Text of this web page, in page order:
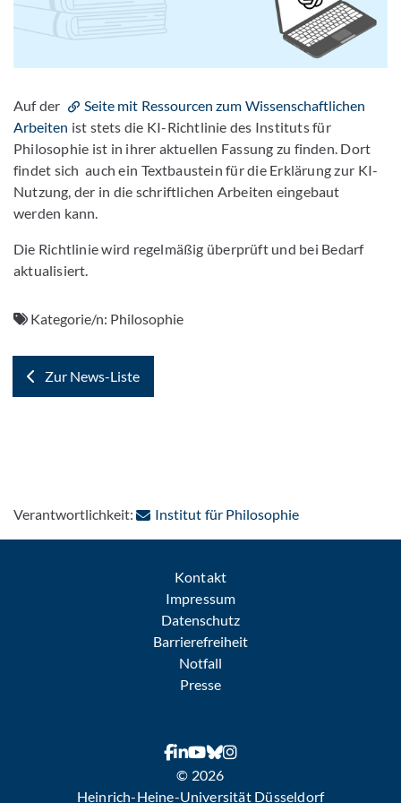
Auf der
Seite mit Ressourcen zum Wissenschaftlichen
Arbeiten ist stets die KI-Richtlinie des Instituts für
Philosophie ist in ihrer aktuellen Fassung zu finden. Dort
findet sich auch ein Textbaustein für die Erklärung zur KI-
Nutzung, der in die schriftlichen Arbeiten eingebaut
werden kann.
Die Richtlinie wird regelmäßig überprüft und bei Bedarf
aktualisiert.
Kategorie/n: Philosophie
Zur News-Liste
Verantwortlichkeit: Institut für Philosophie: Per E-Mail
Kontakt
Impressum
Datenschutz
Barrierefreiheit
Notfall
Presse
© 2026
Heinrich-Heine-Universität Düsseldorf